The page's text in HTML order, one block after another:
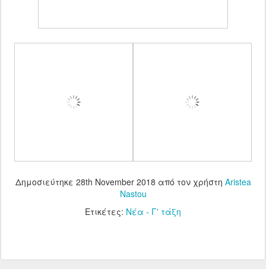
Δημοσιεύτηκε 28th November 2018 από τον χρήστη Aristea
Nastou
Ετικέτες: Νέα - Γ' τάξη